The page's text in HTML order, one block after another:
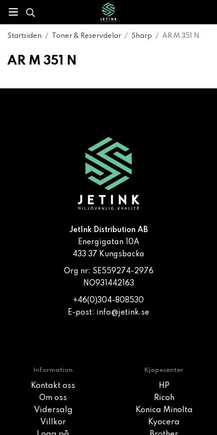
Startsiden / Toner & Reservdelar / Sharp / AR M 351 N
AR M 351 N
JetInk Distribution AB
Energigatan 10A
433 37 Kungsbacka
Org nr: SE559274-2976
NO931442163
+46(0)304-808530
E-post: info@jetink.se
Information
Kontakt oss
Om oss
Vidersalg
Villkor
Kjøpesenter
HP
Ricoh
Konica Minolta
Kyocera